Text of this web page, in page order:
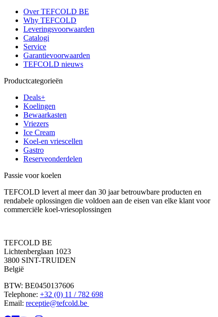
Over TEFCOLD BE
Why TEFCOLD
Leveringsvoorwaarden
Catalogi
Service
Garantievoorwaarden
TEFCOLD nieuws
Productcategorieën
Deals+
Koelingen
Bewaarkasten
Vriezers
Ice Cream
Koel-en vriescellen
Gastro
Reserveonderdelen
Passie voor koelen
TEFCOLD levert al meer dan 30 jaar betrouwbare producten en
rendabele oplossingen die voldoen aan de eisen van elke klant voor
commerciële koel-vriesoplossingen
TEFCOLD BE
Lichtenberglaan 1023
3800 SINT-TRUIDEN
België
BTW: BE0450137606
Telephone: +32 (0) 11 / 782 698
Email: receptie@tefcold.be